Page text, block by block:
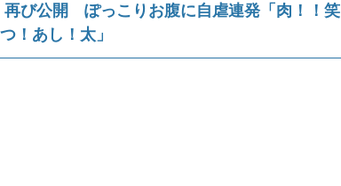
再び公開 ぽっこりお腹に自虐連発「肉！！笑
！あし！太」